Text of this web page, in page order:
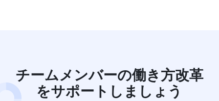
チームメンバーの働き方改革
をサポートしましょう